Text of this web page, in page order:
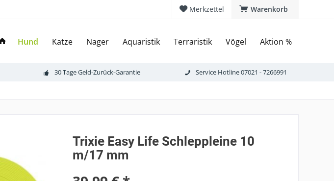
Warenkorb
Merkzettel
Hund Katze Nager Aquaristik Terraristik Vögel Aktion %
30 Tage Geld-Zurück-Garantie Service Hotline 07021 - 7266991
Trixie Easy Life Schleppleine 10
m/17 mm